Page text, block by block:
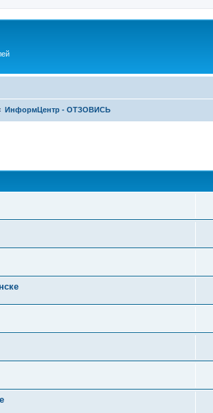
ИнформЦентр - ОТЗОВИСЬ